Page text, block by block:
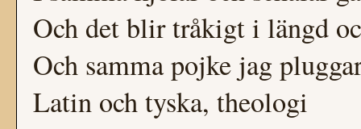
Och det blir tråkigt i längd
Och samma pojke jag
Latin och tyska, theologi